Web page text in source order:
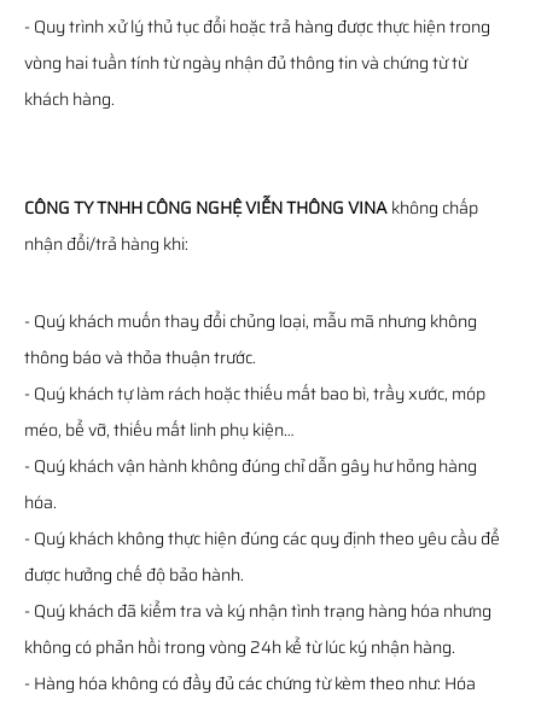
- Quy trình xử lý thủ tục đổi hoặc trả hàng được thực hiện trong
vòng hai tuần tính từ ngày nhận đủ thông tin và chứng từ từ
khách hàng.
CÔNG TY TNHH CÔNG NGHỆ VIỄN THÔNG VINAkhông chấp
nhận đổi/trả hàng khi:
- Quý khách muốn thay đổi chủng loại, mẫu mã nhưng không
thông báo và thỏa thuận trước.
- Quý khách tự làm rách hoặc thiếu mất bao bì, trầy xước, móp
méo, bể vỡ, thiếu mất linh phụ kiện…
- Quý khách vận hành không đúng chỉ dẫn gây hư hỏng hàng
hóa.
- Quý khách không thực hiện đúng các quy định theo yêu cầu để
được hưởng chế độ bảo hành.
- Quý khách đã kiểm tra và ký nhận tình trạng hàng hóa nhưng
không có phản hồi trong vòng 24h kể từ lúc ký nhận hàng.
- Hàng hóa không có đầy đủ các chứng từ kèm theo như: Hóa